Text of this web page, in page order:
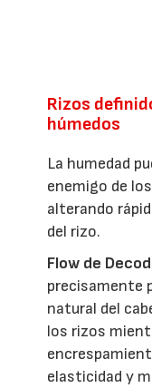
Rizos
húmedos
La humedad
enemigo de
alterando
del rizo.
Flow de
precisamente
natural del
los rizos
elasticidad y